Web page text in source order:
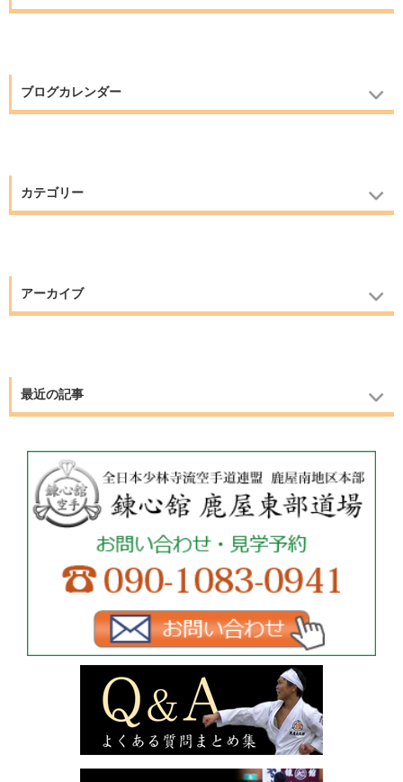
ブログカレンダー
カテゴリー
アーカイブ
最近の記事